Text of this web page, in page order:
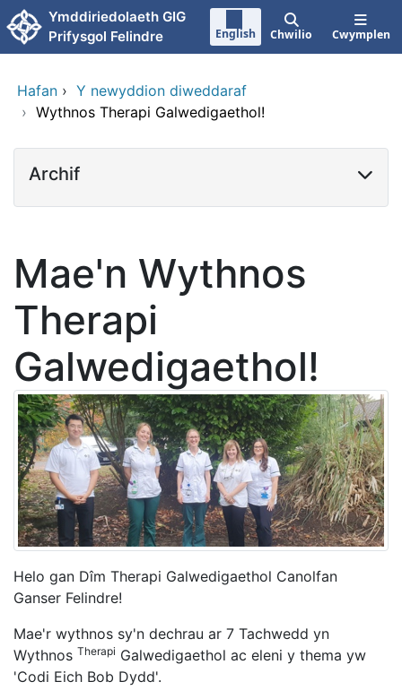
Neidio i'r prif gynnwy
Ymddiriedolaeth GIG
Prifysgol Felindre
English Chwilio Cwymplen
Hafan › Y newyddion diweddaraf
› Wythnos Therapi Galwedigaethol!
Archif
Mae'n Wythnos
Therapi
Galwedigaethol!
Helo gan Dîm Therapi Galwedigaethol Canolfan
Ganser Felindre!
Mae'r wythnos sy'n dechrau ar 7 Tachwedd yn
Wythnos Therapi Galwedigaethol ac eleni y thema yw
'Codi Eich Bob Dydd'.